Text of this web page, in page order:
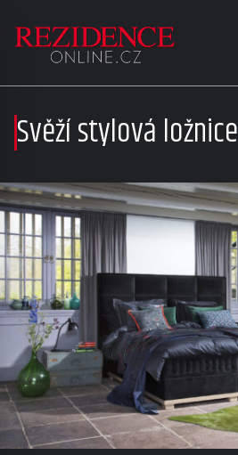
Svěží stylová ložnice